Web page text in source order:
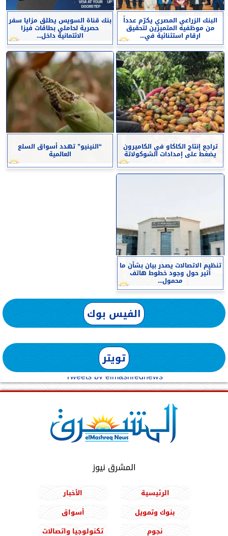
البنك الزراعي المصري يكرّم عدداً
من موظفيه المتميزين لتحقيق
ارقام استثنائية في...
بنك قناة السويس يطلق مزايا سفر
حصرية لحاملي بطاقات فيزا
الائتمانية داخل...
تراجع إنتاج الكاكاو في الكاميرون
يضغط على إمدادات الشوكولاتة
“النينيو” تهدد أسواق السلع
العالمية
تنظيم الاتصالات يصدر بيان بشأن ما
أثير حول وجود خطوط هاتف
محمول...
الفيس بوك
تويتر
Tweets by elmashreqnews
المشرق نيوز
الرئيسية
الأخبار
بنوك وتمويل
أسواق
نجوم
تكنولوجيا واتصالات